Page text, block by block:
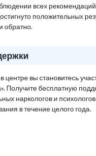
всех
положительных
обратно.
центре вы становитесь
Получите бесплатную
наркологов и
в течение целого года.